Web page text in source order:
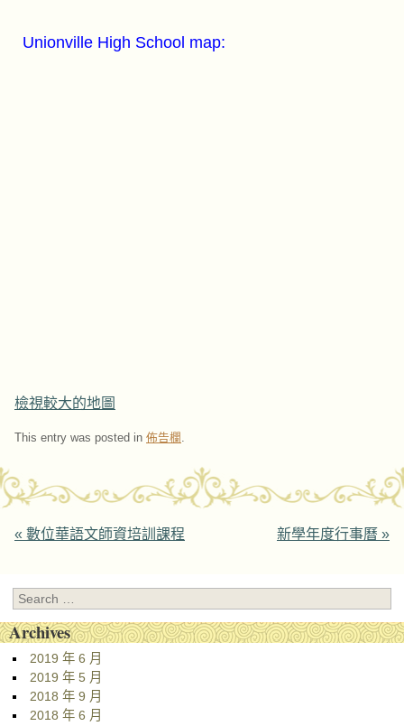
Unionville High School map:
檢視較大的地圖
This entry was posted in 佈告欄 .
Post navigation
« 數位華語文師資培訓課程 新學年度行事曆 »
Search
Archives
2019 年 6 月
2019 年 5 月
2018 年 9 月
2018 年 6 月